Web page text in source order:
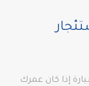
إذا كان عمرك